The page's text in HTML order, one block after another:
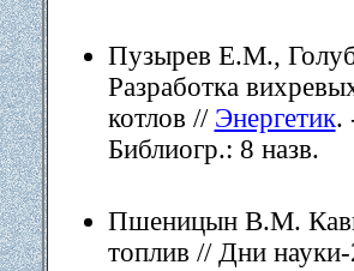
Пузырев Е.М.,
Разработка
котлов // Энергетик.
Библиогр.: 8 назв.
Пшеницын В.М.
топлив // Дни